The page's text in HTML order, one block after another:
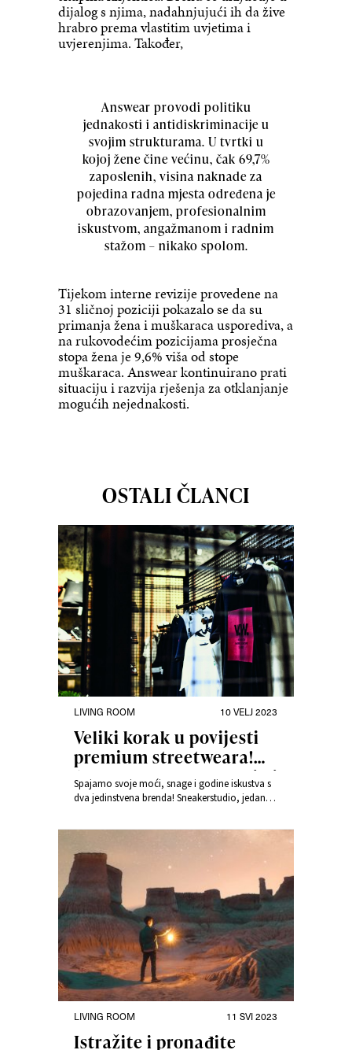
dijalog s njima, nadahnjujući ih da žive
hrabro prema vlastitim uvjetima i
uvjerenjima. Također,
Answear provodi politiku
jednakosti i antidiskriminacije u
svojim strukturama. U tvrtki u
kojoj žene čine većinu, čak 69,7%
zaposlenih, visina naknade za
pojedina radna mjesta određena je
obrazovanjem, profesionalnim
iskustvom, angažmanom i radnim
stažom – nikako spolom.
Tijekom interne revizije provedene na
31 sličnoj poziciji pokazalo se da su
primanja žena i muškaraca usporediva, a
na rukovodećim pozicijama prosječna
stopa žena je 9,6% viša od stope
muškaraca. Answear kontinuirano prati
situaciju i razvija rješenja za otklanjanje
mogućih nejednakosti.
OSTALI ČLANCI
LIVING ROOM 10 VELJ 2023
Veliki korak u povijesti
premium streetweara!
Answear, Sneakerstudio i
PRM kreću na uzbudljivo
Spajamo svoje moći, snage i godine iskustva s
dva jedinstvena brenda! Sneakerstudio, jedan
streetweara u Srednjoj i Istočnoj Europi, i
postat će dio našeg lifestyle svijeta.
LIVING ROOM 11 SVI 2023
Istražite i pronađite